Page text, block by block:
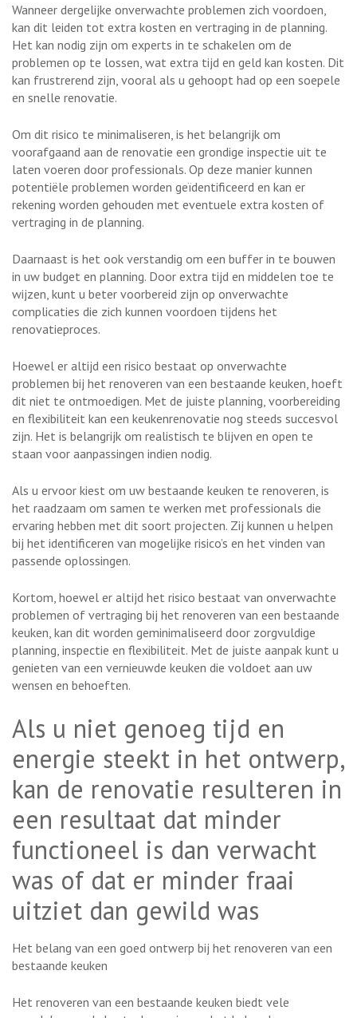
Wanneer dergelijke onverwachte problemen zich voordoen,
kan dit leiden tot extra kosten en vertraging in de planning.
Het kan nodig zijn om experts in te schakelen om de
problemen op te lossen, wat extra tijd en geld kan kosten. Dit
kan frustrerend zijn, vooral als u gehoopt had op een soepele
en snelle renovatie.
Om dit risico te minimaliseren, is het belangrijk om
voorafgaand aan de renovatie een grondige inspectie uit te
laten voeren door professionals. Op deze manier kunnen
potentiële problemen worden geïdentificeerd en kan er
rekening worden gehouden met eventuele extra kosten of
vertraging in de planning.
Daarnaast is het ook verstandig om een buffer in te bouwen
in uw budget en planning. Door extra tijd en middelen toe te
wijzen, kunt u beter voorbereid zijn op onverwachte
complicaties die zich kunnen voordoen tijdens het
renovatieproces.
Hoewel er altijd een risico bestaat op onverwachte
problemen bij het renoveren van een bestaande keuken, hoeft
dit niet te ontmoedigen. Met de juiste planning, voorbereiding
en flexibiliteit kan een keukenrenovatie nog steeds succesvol
zijn. Het is belangrijk om realistisch te blijven en open te
staan voor aanpassingen indien nodig.
Als u ervoor kiest om uw bestaande keuken te renoveren, is
het raadzaam om samen te werken met professionals die
ervaring hebben met dit soort projecten. Zij kunnen u helpen
bij het identificeren van mogelijke risico’s en het vinden van
passende oplossingen.
Kortom, hoewel er altijd het risico bestaat van onverwachte
problemen of vertraging bij het renoveren van een bestaande
keuken, kan dit worden geminimaliseerd door zorgvuldige
planning, inspectie en flexibiliteit. Met de juiste aanpak kunt u
genieten van een vernieuwde keuken die voldoet aan uw
wensen en behoeften.
Als u niet genoeg tijd en
energie steekt in het ontwerp,
kan de renovatie resulteren in
een resultaat dat minder
functioneel is dan verwacht
was of dat er minder fraai
uitziet dan gewild was
Het belang van een goed ontwerp bij het renoveren van een
bestaande keuken
Het renoveren van een bestaande keuken biedt vele